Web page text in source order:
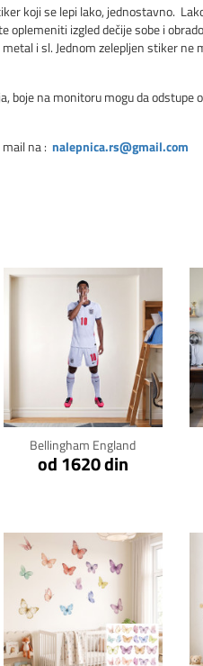
koji se lepi lako, jednostavno.
oplemeniti izgled dečije sobe i
i sl. Jednom zelepljen stiker
boje na monitoru mogu da
na : nalepnica.rs@gmail.com
Bellingham England
od 1620 din
Klikni za detalje
Klikni za detalje